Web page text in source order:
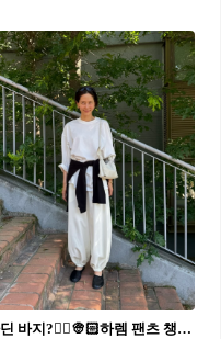
알라딘 바지?🧞‍♂️👳🏻하렘 팬츠 챙겨둬